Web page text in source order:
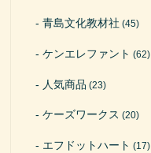
青島文化教材社 (45)
ケンエレファント (62)
人気商品 (23)
ケーズワークス (20)
エフドットハート (17)